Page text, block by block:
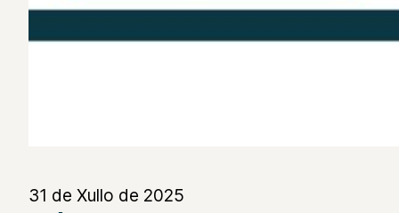
31 de Xullo de 2025